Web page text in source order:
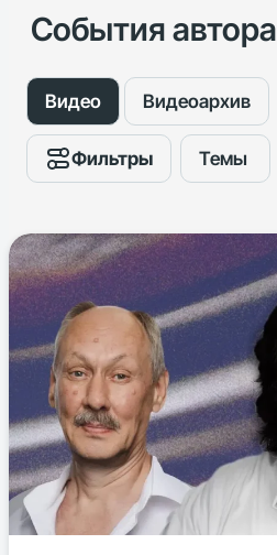
События автора
Видео Видеоархив
Фильтры Темы